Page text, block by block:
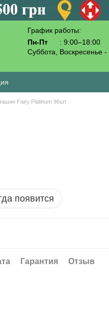
График работы:
Пн-Пт
: 9:00–18:00
Суббота, Воскресенье -
Fairy Platinum 96шт
появится
Гарантия Отзыв